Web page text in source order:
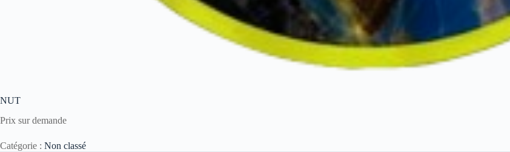
NUT
Prix sur demande
Catégorie : Non classé